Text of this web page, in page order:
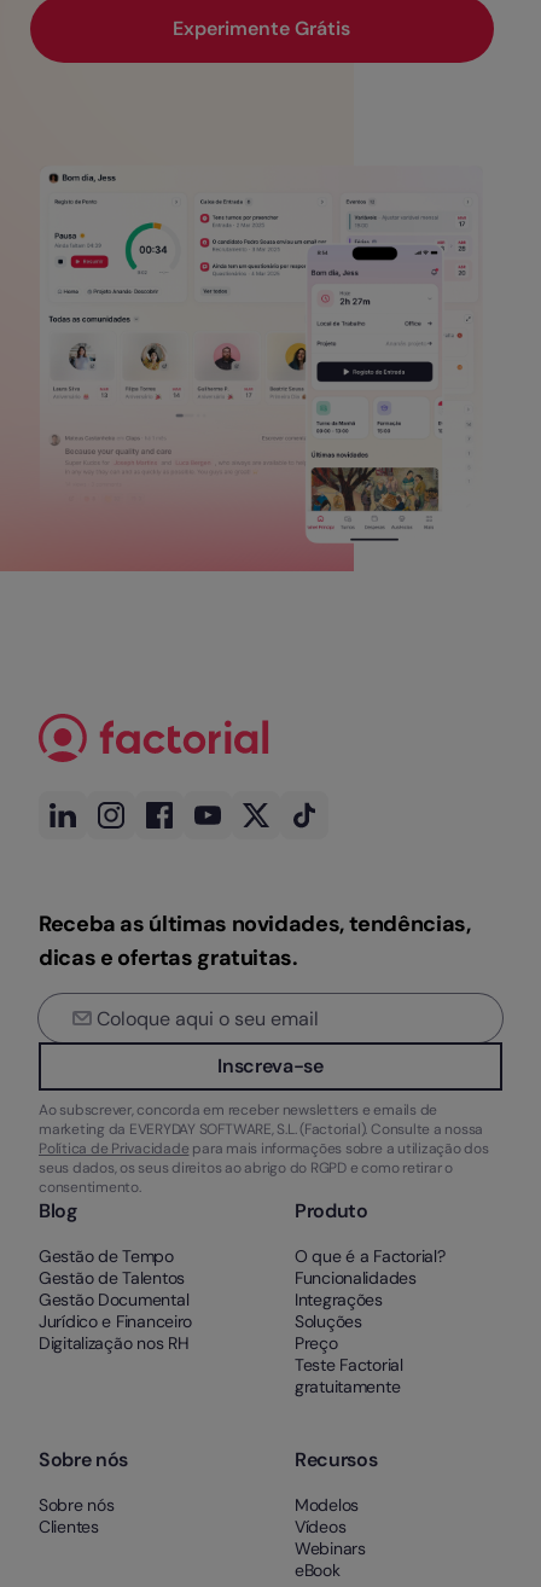
Experimente Grátis
Receba as últimas novidades, tendências,
dicas e ofertas gratuitas.
Inscreva-se
Ao subscrever, concorda em receber newsletters e emails de
marketing da EVERYDAY SOFTWARE, S.L. (Factorial). Consulte a nossa
Política de Privacidade para mais informações sobre a utilização dos
seus dados, os seus direitos ao abrigo do RGPD e como retirar o
consentimento.
Blog
Gestão de Tempo
Gestão de Talentos
Gestão Documental
Jurídico e Financeiro
Digitalização nos RH
Produto
O que é a Factorial?
Funcionalidades
Integrações
Soluções
Preço
Teste Factorial
gratuitamente
Sobre nós
Sobre nós
Clientes
Recursos
Modelos
Vídeos
Webinars
eBook